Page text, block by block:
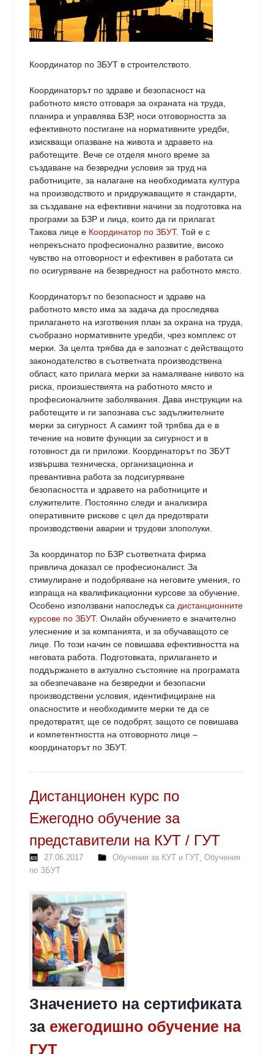
Координатор по ЗБУТ в строителството.
Координаторът по здраве и безопасност на
работното място отговаря за охраната на труда,
планира и управлява БЗР, носи отговорността за
ефективното постигане на нормативните уредби,
изискващи опазване на живота и здравето на
работещите. Вече се отделя много време за
създаване на безвредни условия за труд на
работниците, за налагане на необходимата култура
на производството и придружаващите я стандарти,
за създаване на ефективни начини за подготовка на
програми за БЗР и лица, които да ги прилагат.
Такова лице е Координатор по ЗБУТ. Той е с
непрекъснато професионално развитие, високо
чувство на отговорност и ефективен в работата си
по осигуряване на безвредност на работното място.
Координаторът по безопасност и здраве на
работното място има за задача да проследява
прилагането на изготвения план за охрана на труда,
съобразно нормативните уредби, чрез комплекс от
мерки. За целта трябва да е запознат с действащото
законодателство в съответната производствена
област, като прилага мерки за намаляване нивото на
риска, произшествията на работното място и
професионалните заболявания. Дава инструкции на
работещите и ги запознава със задължителните
мерки за сигурност. А самият той трябва да е в
течение на новите функции за сигурност и в
готовност да ги приложи. Координаторът по ЗБУТ
извършва техническа, организационна и
превантивна работа за подсигуряване
безопасността и здравето на работниците и
служителите. Постоянно следи и анализира
оперативните рискове с цел да предотврати
производствени аварии и трудови злополуки.
За координатор по БЗР съответната фирма
привлича доказал се професионалист. За
стимулиране и подобряване на неговите умения, го
изпраща на квалификационни курсове за обучение.
Особено използвани напоследък са дистанционните
курсове по ЗБУТ. Онлайн обучението е значително
улеснение и за компанията, и за обучаващото се
лице. По този начин се повишава ефективността на
неговата работа. Подготовката, прилагането и
поддържането в актуално състояние на програмата
за обезпечаване на безвредни и безопасни
производствени условия, идентифициране на
опасностите и необходимите мерки те да се
предотвратят, ще се подобрят, защото се повишава
и компетентността на отговорното лице –
координаторът по ЗБУТ.
Дистанционен курс по
Ежегодно обучение за
представители на КУТ / ГУТ
27.06.2017 Обучения за КУТ и ГУТ ,Обучения
по ЗБУТ
Значението на сертификата
за ежегодишно обучение на
ГУТ